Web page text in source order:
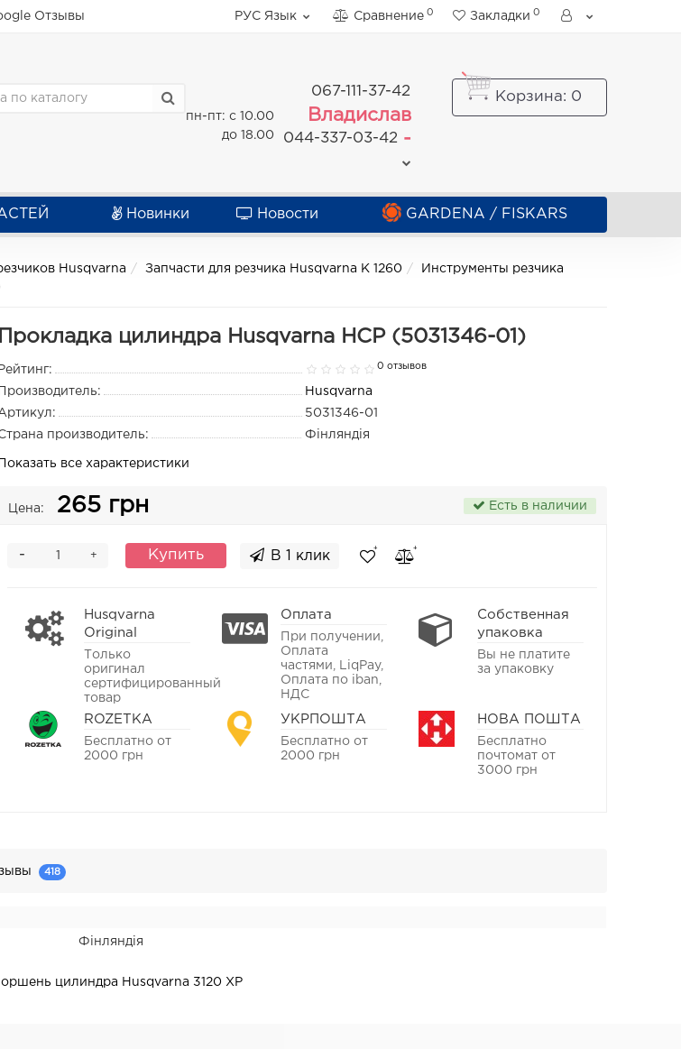
Отзывы РУС Язык Сравнение 0 Закладки 0
пн-пт: с 10.00
до 18.00
067-111-37-42
Владислав
044-337-03-42 -
Корзина: 0
Новинки Новости GARDENA / FISKARS
Husqvarna Запчасти для резчика Husqvarna K 1260
Инструменты резчика
Прокладка цилиндра Husqvarna HCP (5031346-01)
Рейтинг: 0 отзывов
Производитель:
Husqvarna
5031346-01
производитель:
Фінляндія
Показать все характеристики
Цена: 265 грн Есть в наличии
+
- Купить В 1 клик
Husqvarna
Original
Только
оригинал
сертифицированный
товар
Оплата
При получении,
Оплата
частями, LiqPay,
Оплата по iban,
НДС
Собственная
упаковка
Вы не платите
за упаковку
ROZETKA
Бесплатно от
2000 грн
УКРПОШТА
Бесплатно от
2000 грн
НОВА ПОШТА
Бесплатно
почтомат от
3000 грн
418
Фінляндія
цилиндра Husqvarna 3120 XP